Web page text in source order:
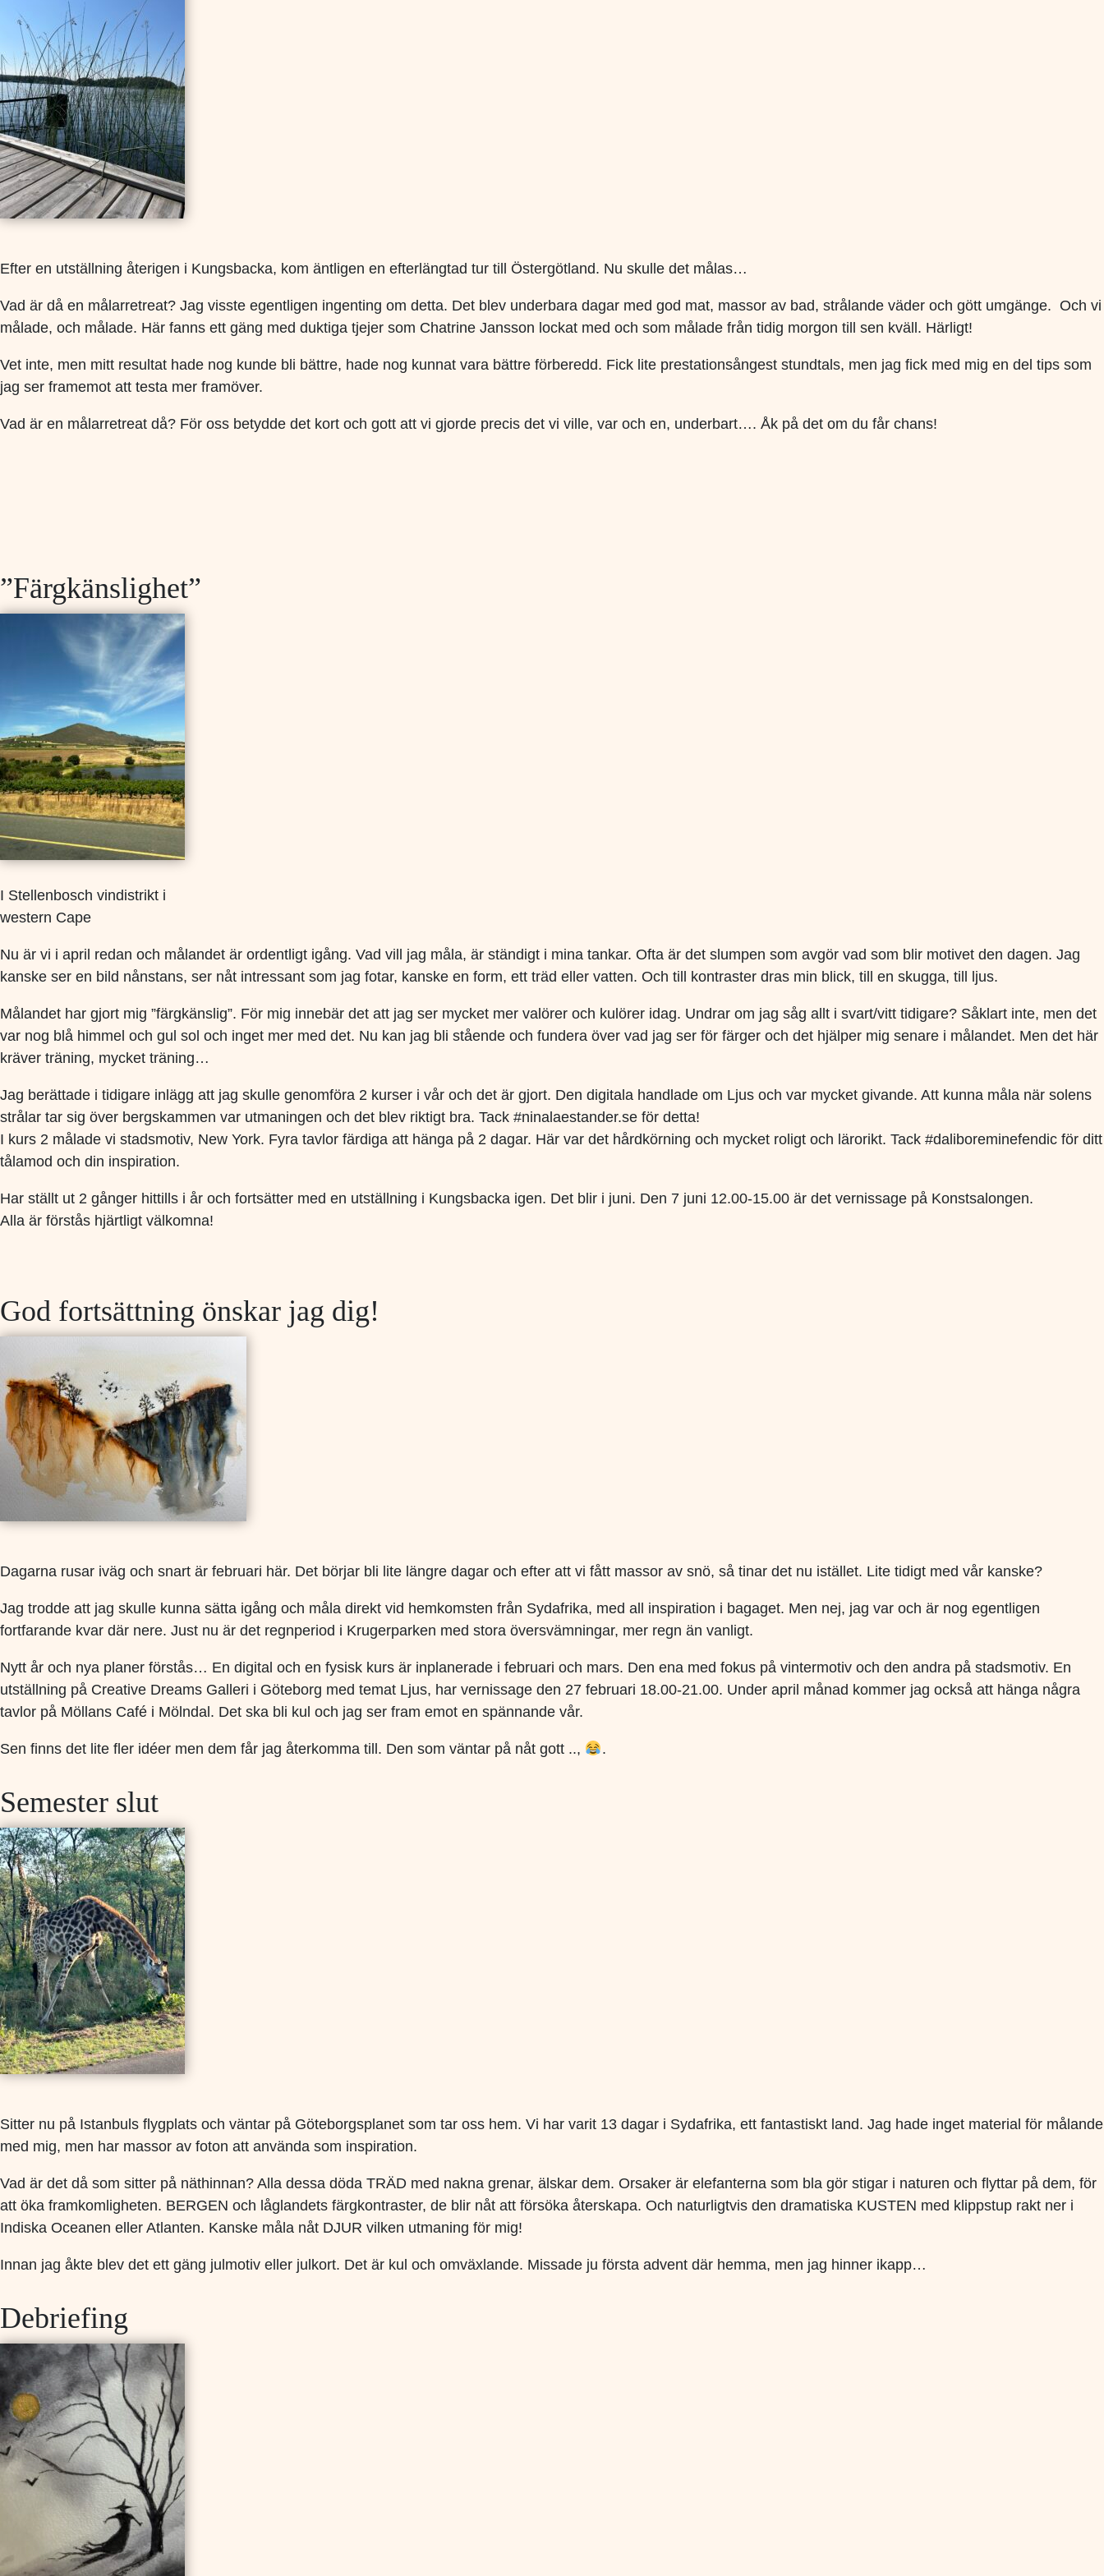
Efter en utställning återigen i Kungsbacka, kom äntligen en efterlängtad tur till Östergötland. Nu skulle det målas…
Vad är då en målarretreat? Jag visste egentligen ingenting om detta. Det blev underbara dagar med god mat, massor av bad, strålande väder och gött umgänge. Och vi
målade, och målade. Här fanns ett gäng med duktiga tjejer som Chatrine Jansson lockat med och som målade från tidig morgon till sen kväll. Härligt!
Vet inte, men mitt resultat hade nog kunde bli bättre, hade nog kunnat vara bättre förberedd. Fick lite prestationsångest stundtals, men jag fick med mig en del tips som
jag ser framemot att testa mer framöver.
Vad är en målarretreat då? För oss betydde det kort och gott att vi gjorde precis det vi ville, var och en, underbart…. Åk på det om du får chans!
”Färgkänslighet”
I Stellenbosch vindistrikt i
western Cape
Nu är vi i april redan och målandet är ordentligt igång. Vad vill jag måla, är ständigt i mina tankar. Ofta är det slumpen som avgör vad som blir motivet den dagen. Jag
kanske ser en bild nånstans, ser nåt intressant som jag fotar, kanske en form, ett träd eller vatten. Och till kontraster dras min blick, till en skugga, till ljus.
Målandet har gjort mig ”färgkänslig”. För mig innebär det att jag ser mycket mer valörer och kulörer idag. Undrar om jag såg allt i svart/vitt tidigare? Såklart inte, men det
var nog blå himmel och gul sol och inget mer med det. Nu kan jag bli stående och fundera över vad jag ser för färger och det hjälper mig senare i målandet. Men det här
kräver träning, mycket träning…
Jag berättade i tidigare inlägg att jag skulle genomföra 2 kurser i vår och det är gjort. Den digitala handlade om Ljus och var mycket givande. Att kunna måla när solens
strålar tar sig över bergskammen var utmaningen och det blev riktigt bra. Tack #ninalaestander.se för detta!
I kurs 2 målade vi stadsmotiv, New York. Fyra tavlor färdiga att hänga på 2 dagar. Här var det hårdkörning och mycket roligt och lärorikt. Tack #daliboreminefendic för ditt
tålamod och din inspiration.
Har ställt ut 2 gånger hittills i år och fortsätter med en utställning i Kungsbacka igen. Det blir i juni. Den 7 juni 12.00-15.00 är det vernissage på Konstsalongen.
Alla är förstås hjärtligt välkomna!
God fortsättning önskar jag dig!
Dagarna rusar iväg och snart är februari här. Det börjar bli lite längre dagar och efter att vi fått massor av snö, så tinar det nu istället. Lite tidigt med vår kanske?
Jag trodde att jag skulle kunna sätta igång och måla direkt vid hemkomsten från Sydafrika, med all inspiration i bagaget. Men nej, jag var och är nog egentligen
fortfarande kvar där nere. Just nu är det regnperiod i Krugerparken med stora översvämningar, mer regn än vanligt.
Nytt år och nya planer förstås… En digital och en fysisk kurs är inplanerade i februari och mars. Den ena med fokus på vintermotiv och den andra på stadsmotiv. En
utställning på Creative Dreams Galleri i Göteborg med temat Ljus, har vernissage den 27 februari 18.00-21.00. Under april månad kommer jag också att hänga några
tavlor på Möllans Café i Mölndal. Det ska bli kul och jag ser fram emot en spännande vår.
Sen finns det lite fler idéer men dem får jag återkomma till. Den som väntar på nåt gott .., .
Semester slut
Sitter nu på Istanbuls flygplats och väntar på Göteborgsplanet som tar oss hem. Vi har varit 13 dagar i Sydafrika, ett fantastiskt land. Jag hade inget material för målande
med mig, men har massor av foton att använda som inspiration.
Vad är det då som sitter på näthinnan? Alla dessa döda TRÄD med nakna grenar, älskar dem. Orsaker är elefanterna som bla gör stigar i naturen och flyttar på dem, för
att öka framkomligheten. BERGEN och låglandets färgkontraster, de blir nåt att försöka återskapa. Och naturligtvis den dramatiska KUSTEN med klippstup rakt ner i
Indiska Oceanen eller Atlanten. Kanske måla nåt DJUR vilken utmaning för mig!
Innan jag åkte blev det ett gäng julmotiv eller julkort. Det är kul och omväxlande. Missade ju första advent där hemma, men jag hinner ikapp…
Debriefing